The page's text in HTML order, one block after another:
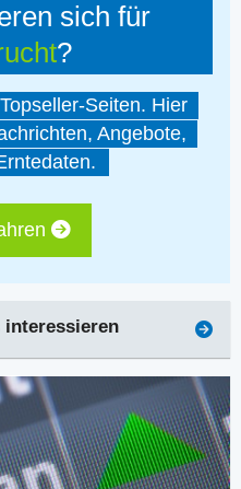
sich für
?
Seiten. Hier
Angebote,
interessieren